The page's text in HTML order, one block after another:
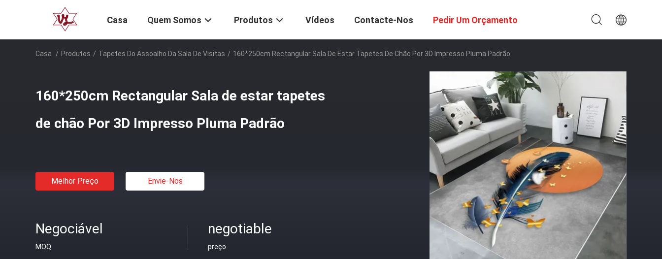
Casa Quem Somos Produtos Vídeos Contacte-Nos Pedir Um Orçamento
Casa / Produtos / Tapetes Do Assoalho Da Sala De Visitas / 160*250cm Rectangular Sala De Estar Tapetes De Chão Por 3D Impresso Pluma Padrão
160*250cm Rectangular Sala de estar tapetes
de chão Por 3D Impresso Pluma Padrão
Melhor Preço Envie-Nos
Negociável
MOQ
negotiable
preço